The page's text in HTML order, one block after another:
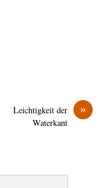
»
Leichtigkeit der
Waterkant